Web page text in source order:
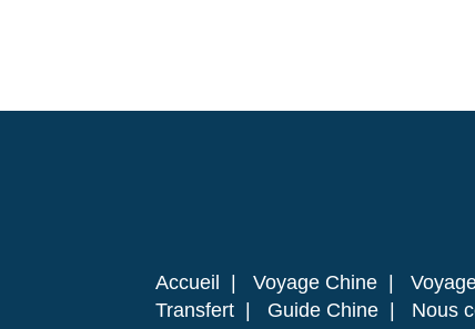
Accueil Voyage Chine
Transfert
Guide Chine Nous